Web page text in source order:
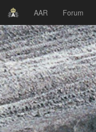
AAR Forum